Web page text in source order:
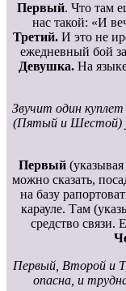
Первый. Что там
нас такой: «И
Третий.И это не
ежедневный бой
Девушка. На
Звучит один
(Пятый и Шестой)
Первый
можно сказать,
на базу
карауле. Там
средство связи.
Первый, Второй и
опасна, и